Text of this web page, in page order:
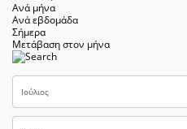
Ανά μήνα
Ανά εβδομάδα
Σήμερα
Μετάβαση στον μήνα